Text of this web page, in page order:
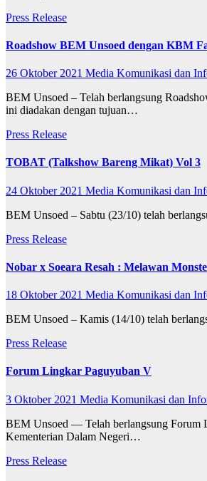
Press Release
Roadshow BEM Unsoed dengan KBM
26 Oktober 2021 Media Komunikasi dan
BEM Unsoed – Telah berlangsung
ini diadakan dengan tujuan…
Press Release
TOBAT (Talkshow Bareng Mikat) Vol 3
24 Oktober 2021 Media Komunikasi dan
BEM Unsoed – Sabtu (23/10) telah
Press Release
Nobar x Soeara Resah : Melawan
18 Oktober 2021 Media Komunikasi dan
BEM Unsoed – Kamis (14/10) telah
Press Release
Forum Lingkar Paguyuban V
3 Oktober 2021 Media Komunikasi dan
BEM Unsoed — Telah berlangsung Forum
Kementerian Dalam Negeri…
Press Release